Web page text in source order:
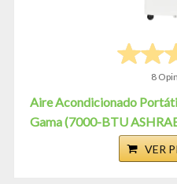
8
Aire Acondicionado
Gama (7000-BTU
VER